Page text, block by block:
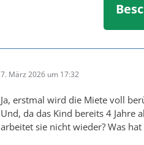
7. März 2026 um 17:32
Ja, erstmal wird die Miete voll
Und, da das Kind bereits 4 Jahre
arbeitet sie nicht wieder? Was